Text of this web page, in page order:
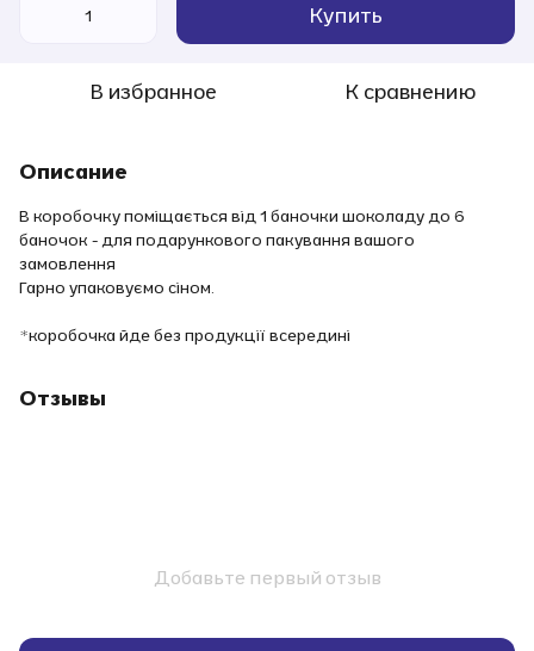
Купить
В избранное К сравнению
Описание
В коробочку поміщається від 1 баночки шоколаду до 6
баночок - для подарункового пакування вашого
замовлення
Гарно упаковуємо сіном.
*коробочка йде без продукції всередині
Отзывы
Добавьте первый отзыв